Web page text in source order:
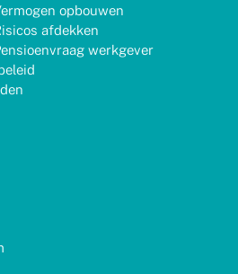
opbouwen
afdekken
werkgever